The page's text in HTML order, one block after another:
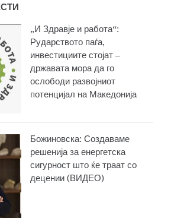
„И Здравје и работа“:
Рударството паѓа,
инвестициите стојат –
државата мора да го
ослободи развојниот
потенцијал на Македонија
Божиновска: Создаваме
решенија за енергетска
сигурност што ќе траат со
децении (ВИДЕО)